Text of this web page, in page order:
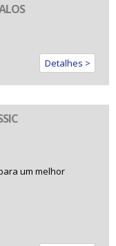
Detalhes >
um melhor